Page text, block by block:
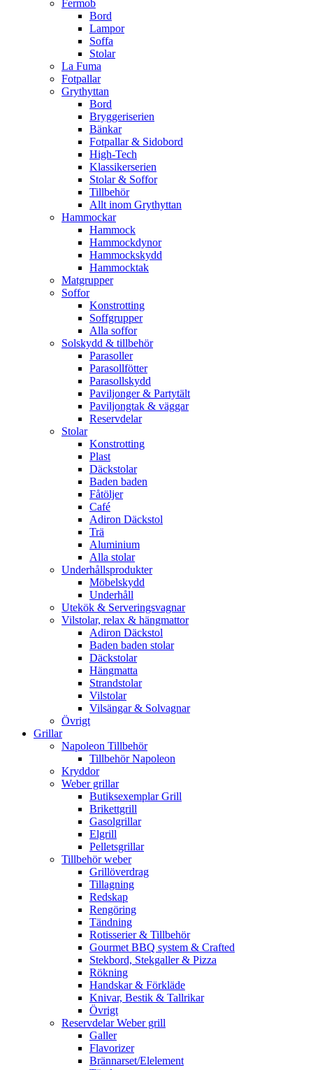
Fermob
Bord
Lampor
Soffa
Stolar
La Fuma
Fotpallar
Grythyttan
Bord
Bryggeriserien
Bänkar
Fotpallar & Sidobord
High-Tech
Klassikerserien
Stolar & Soffor
Tillbehör
Allt inom Grythyttan
Hammockar
Hammock
Hammockdynor
Hammockskydd
Hammocktak
Matgrupper
Soffor
Konstrotting
Soffgrupper
Alla soffor
Solskydd & tillbehör
Parasoller
Parasollfötter
Parasollskydd
Paviljonger & Partytält
Paviljongtak & väggar
Reservdelar
Stolar
Konstrotting
Plast
Däckstolar
Baden baden
Fåtöljer
Café
Adiron Däckstol
Trä
Aluminium
Alla stolar
Underhållsprodukter
Möbelskydd
Underhåll
Utekök & Serveringsvagnar
Vilstolar, relax & hängmattor
Adiron Däckstol
Baden baden stolar
Däckstolar
Hängmatta
Strandstolar
Vilstolar
Vilsängar & Solvagnar
Övrigt
Grillar
Napoleon Tillbehör
Tillbehör Napoleon
Kryddor
Weber grillar
Butiksexemplar Grill
Brikettgrill
Gasolgrillar
Elgrill
Pelletsgrillar
Tillbehör weber
Grillöverdrag
Tillagning
Redskap
Rengöring
Tändning
Rotisserier & Tillbehör
Gourmet BBQ system & Crafted
Stekbord, Stekgaller & Pizza
Rökning
Handskar & Förkläde
Knivar, Bestik & Tallrikar
Övrigt
Reservdelar Weber grill
Galler
Flavorizer
Brännarset/Elelement